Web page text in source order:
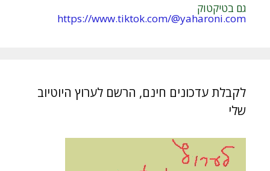
גם בטיקטוק
https://www.tiktok.com/@yaharoni.com
לקבלת עדכונים חינם, הרשם לערוץ היוטיוב
שלי